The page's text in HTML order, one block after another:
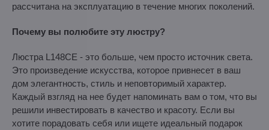
рассчитана на эксплуатацию в течение многих поколений.
Почему вы полюбите эту люстру?
Люстра L148CE - это больше, чем просто источник света.
Это произведение искусства, которое привнесет в ваш
дом элегантность, стиль и неповторимый характер.
Каждый взгляд на нее будет напоминать вам о том, что вы
решили инвестировать в качество и красоту. Если вы
хотите порадовать себя или ищете идеальный подарок